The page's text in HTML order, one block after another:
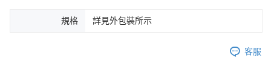
規格 詳見外包裝所示
客服